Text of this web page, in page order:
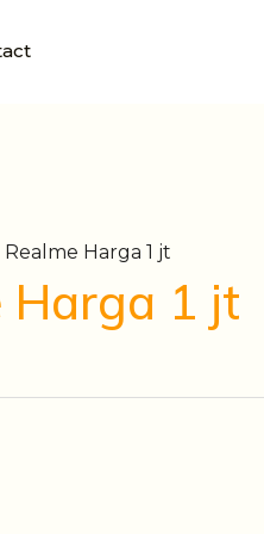
Realme Harga 1 jt
Harga 1 jt